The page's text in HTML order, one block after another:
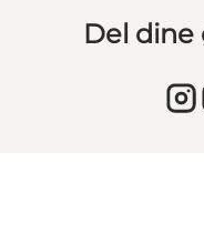
Del dine